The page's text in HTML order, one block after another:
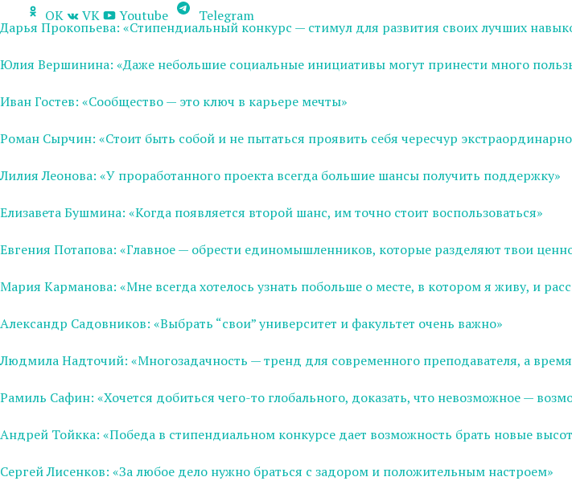
OK
VK Youtube Telegram
Дарья Прокопьева: «Стипендиальный конкурс — стимул для развития своих лучших
Юлия Вершинина: «Даже небольшие социальные инициативы могут принести много
Иван Гостев: «Сообщество — это ключ в карьере мечты»
Роман Сырчин: «Стоит быть собой и не пытаться проявить себя чересчур
Лилия Леонова: «У проработанного проекта всегда большие шансы получить поддержку»
Елизавета Бушмина: «Когда появляется второй шанс, им точно стоит воспользоваться»
Евгения Потапова: «Главное — обрести единомышленников, которые разделяют твои
Мария Карманова: «Мне всегда хотелось узнать побольше о месте, в котором я живу, и
Александр Садовников: «Выбрать “свои” университет и факультет очень важно»
Людмила Надточий: «Многозадачность — тренд для современного преподавателя, а
Рамиль Сафин: «Хочется добиться чего-то глобального, доказать, что невозможное —
Андрей Тойкка: «Победа в cтипендиальном конкурсе дает возможность брать новые
Сергей Лисенков: «За любое дело нужно браться с задором и положительным настроем»